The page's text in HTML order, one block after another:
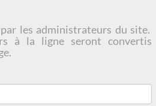
les administrateurs du site.
à la ligne seront convertis